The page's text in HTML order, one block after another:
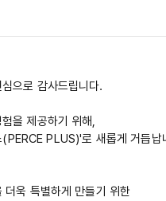
으로 감사드립니다.
을 제공하기 위해,
PLUS)'로 새롭게 거듭납
욱 특별하게 만들기 위한